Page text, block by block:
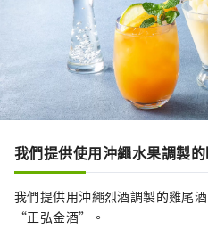
我們提供使用沖繩水果調製的
我們提供用沖繩烈酒調製的雞尾
“正弘金酒”。